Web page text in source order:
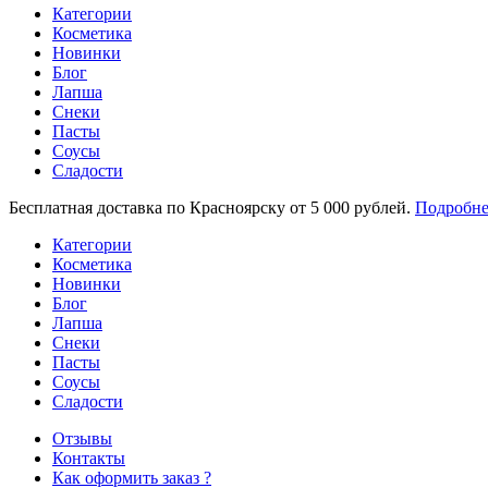
Категории
Косметика
Новинки
Блог
Лапша
Снеки
Пасты
Соусы
Сладости
Бесплатная доставка по Красноярску от 5 000 рублей.
Категории
Косметика
Новинки
Блог
Лапша
Снеки
Пасты
Соусы
Сладости
Отзывы
Контакты
Как оформить заказ ?